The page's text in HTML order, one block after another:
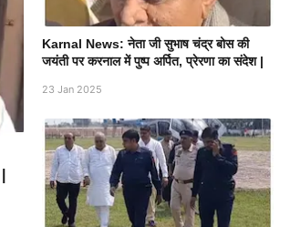
Karnal News: नेता जी सुभाष चंद्र बोस की
जयंती पर करनाल में पुष्प अर्पित, प्रेरणा का संदेश |
23 Jan 2025